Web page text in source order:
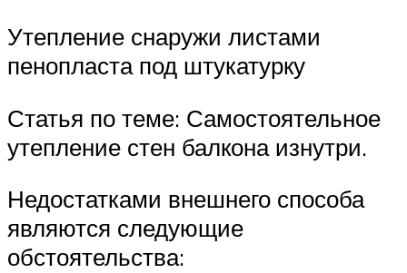
Утепление снаружи листами
пенопласта под штукатурку
Статья по теме: Самостоятельное
утепление стен балкона изнутри.
Недостатками внешнего способа
являются следующие
обстоятельства: